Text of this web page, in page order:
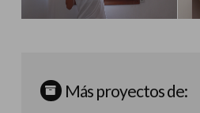
Más proyectos de: